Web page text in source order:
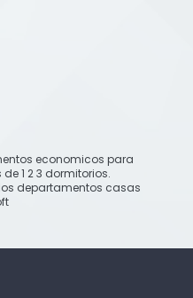
economicos para
1 2 3 dormitorios.
departamentos casas